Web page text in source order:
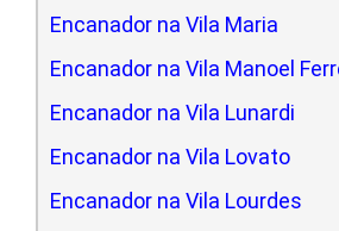
Encanador na Vila Maria
Encanador na Vila Manoel
Encanador na Vila Lunardi
Encanador na Vila Lovato
Encanador na Vila Lourdes